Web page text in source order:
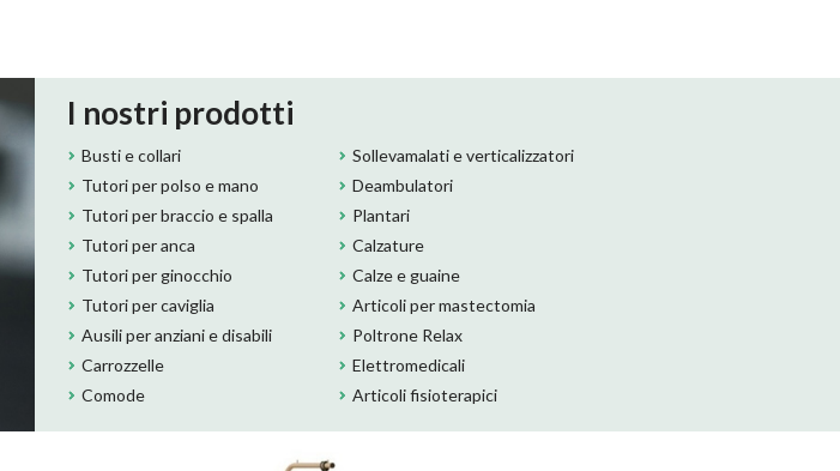
I nostri prodotti
Busti e collari
Tutori per polso e mano
Tutori per braccio e spalla
Tutori per anca
Tutori per ginocchio
Tutori per caviglia
Ausili per anziani e disabili
Carrozzelle
Comode
Sollevamalati e verticalizzatori
Deambulatori
Plantari
Calzature
Calze e guaine
Articoli per mastectomia
Poltrone Relax
Elettromedicali
Articoli fisioterapici